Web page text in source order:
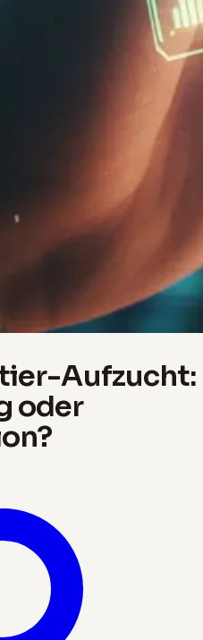
Aufzucht:
oder